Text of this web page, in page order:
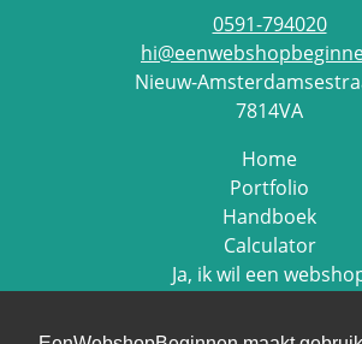
0591-794020
Nieuw-
7814VA
Home
Portfolio
Handboek
Calculator
Ja, ik wil een